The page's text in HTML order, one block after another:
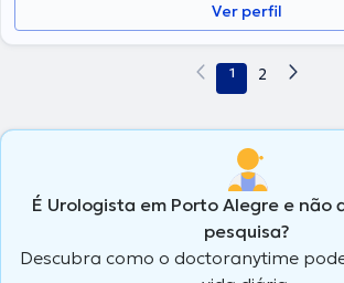
Ver perfil
1 2
É Urologista em Porto Alegre e não
pesquisa?
Descubra como o doctoranytime